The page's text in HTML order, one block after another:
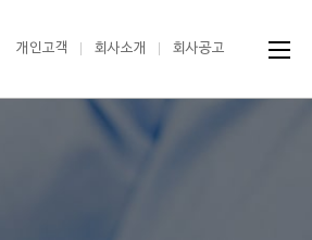
개인고객 회사소개 회사공고